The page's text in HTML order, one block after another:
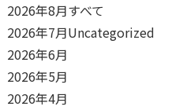
2026年8月
2026年7月
2026年6月
2026年5月
2026年4月
すべて
Uncategorized